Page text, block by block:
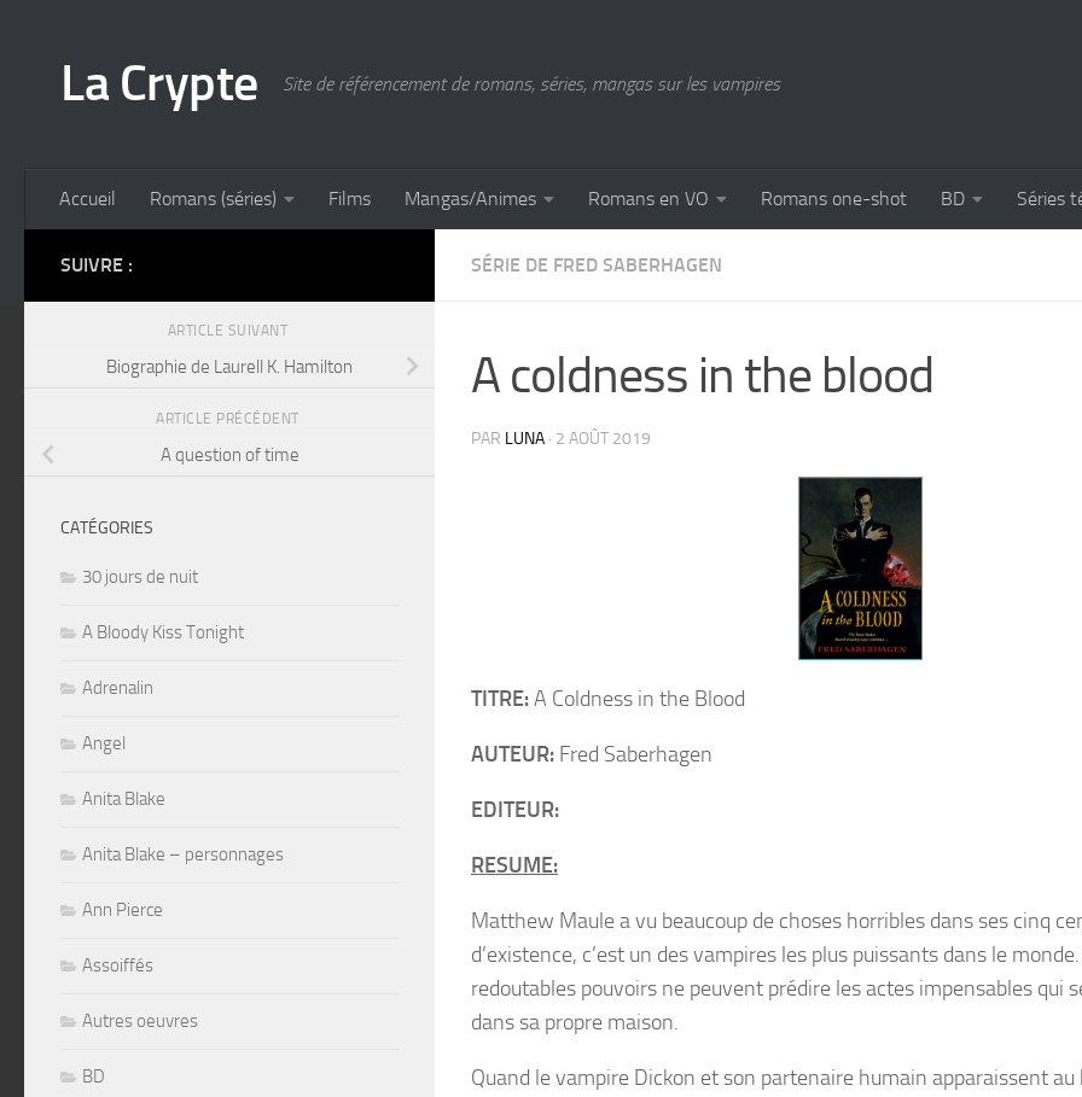
La Crypte Site de référencement de romans, séries, mangas sur les vampires
Accueil Romans (séries) Films Mangas/Animes Romans en VO Romans one-shot BD Séries
SÉRIE DE FRED SABERHAGEN
A coldness in the blood
PAR LUNA · 2 AOÛT 2019
TITRE:A Coldness in the Blood
AUTEUR: Fred Saberhagen
EDITEUR:
RESUME:
Matthew Maule a vu beaucoup de choses horribles dans ses cinq
d’existence, c’est un des vampires les plus puissants dans le
redoutables pouvoirs ne peuvent prédire les actes impensables qui
dans sa propre maison.
Quand le vampire Dickon et son partenaire humain apparaissent au
SUIVRE :
ARTICLE SUIVANT
Biographie de Laurell K. Hamilton
ARTICLE PRÉCÉDENT
A question of time
CATÉGORIES
30 jours de nuit
A Bloody Kiss Tonight
Adrenalin
Angel
Anita Blake
Anita Blake – personnages
Ann Pierce
Assoiffés
Autres oeuvres
BD